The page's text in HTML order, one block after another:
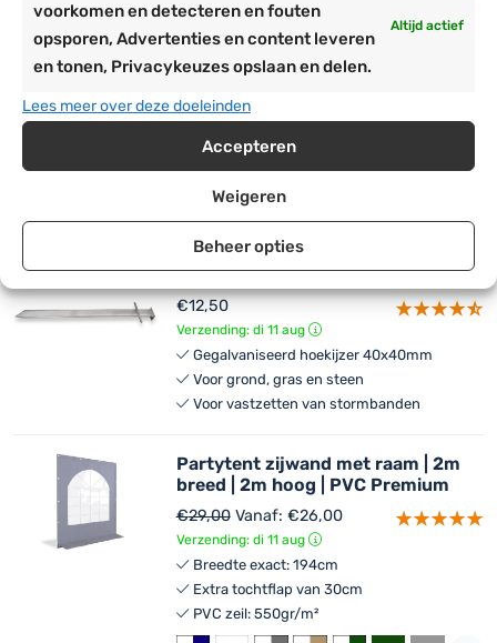
voorkomen en detecteren en fouten
opsporen, Advertenties en content leveren
en tonen, Privacykeuzes opslaan en delen.
Altijd actief
Lees meer over deze doeleinden
Accepteren
Weigeren
Beheer opties
Partytent zijwand met raam | 2m
breed | 2m hoog | PVC Classic
€27,50 €24,00
Verzending: di 11 aug
Breedte exact: 194cm
Extra tochtflap van 30cm
PVC zeil: 500gr/m²
Lange haring | 75 cm
€12,50
Verzending: di 11 aug
Gegalvaniseerd hoekijzer 40x40mm
Voor grond, gras en steen
Voor vastzetten van stormbanden
Partytent zijwand met raam | 2m
breed | 2m hoog | PVC Premium
€29,00 Vanaf: €26,00
Verzending: di 11 aug
Breedte exact: 194cm
Extra tochtflap van 30cm
PVC zeil: 550gr/m²